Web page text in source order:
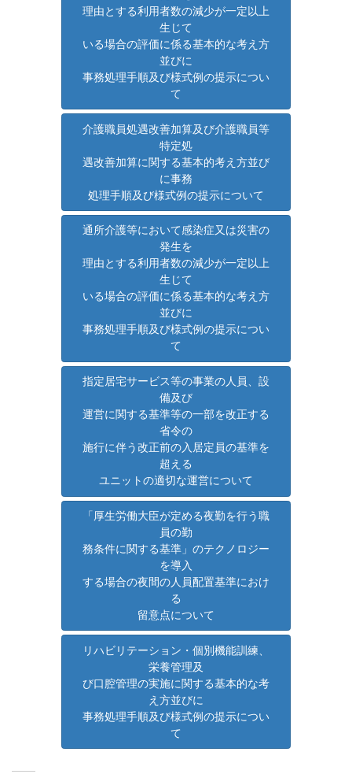
理由とする利用者数の減少が一定以上
生じて
いる場合の評価に係る基本的な考え方
並びに
事務処理手順及び様式例の提示につい
て
介護職員処遇改善加算及び介護職員等
特定処
遇改善加算に関する基本的考え方並び
に事務
処理手順及び様式例の提示について
通所介護等において感染症又は災害の
発生を
理由とする利用者数の減少が一定以上
生じて
いる場合の評価に係る基本的な考え方
並びに
事務処理手順及び様式例の提示につい
て
指定居宅サービス等の事業の人員、設
備及び
運営に関する基準等の一部を改正する
省令の
施行に伴う改正前の入居定員の基準を
超える
ユニットの適切な運営について
「厚生労働大臣が定める夜勤を行う職
員の勤
務条件に関する基準」のテクノロジー
を導入
する場合の夜間の人員配置基準におけ
る
留意点について
リハビリテーション・個別機能訓練、
栄養管理及
び口腔管理の実施に関する基本的な考
え方並びに
事務処理手順及び様式例の提示につい
て